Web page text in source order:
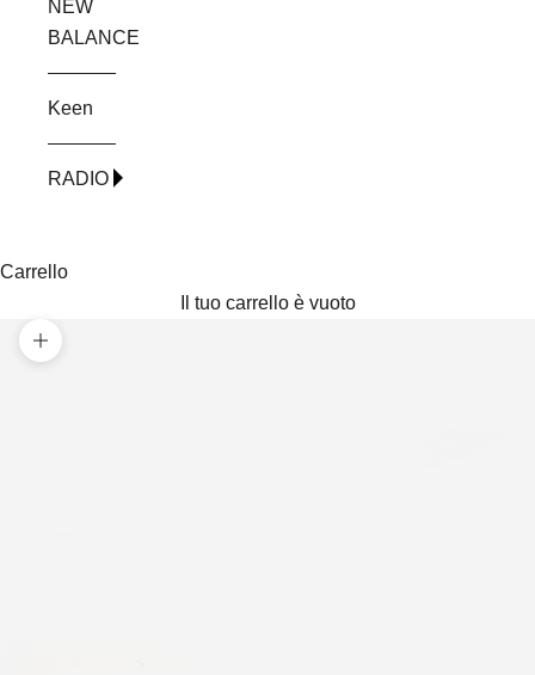
NEW
BALANCE
Keen
RADIO
Carrello
Il tuo carrello è vuoto
Ingrandisci immagine